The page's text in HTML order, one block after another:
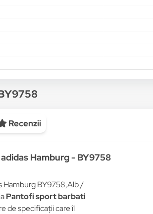
Recenzii
Hamburg - BY9758
Hamburg BY9758,Alb /
Pantofi sport barbati
de specificații care îl